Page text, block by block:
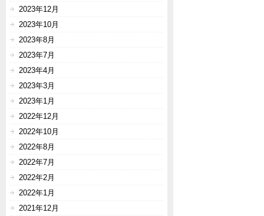
2023年12月
2023年10月
2023年8月
2023年7月
2023年4月
2023年3月
2023年1月
2022年12月
2022年10月
2022年8月
2022年7月
2022年2月
2022年1月
2021年12月